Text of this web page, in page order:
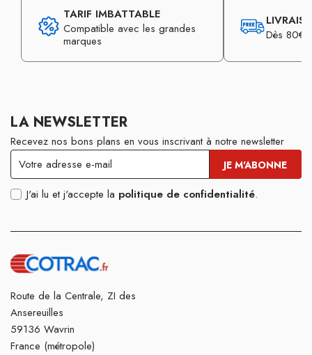
TARIF IMBATTABLE
Compatible avec les grandes
marques
Dès 80€
LA NEWSLETTER
Recevez nos bons plans en vous inscrivant à notre newsletter
J'ai lu et j'accepte la politique de confidentialité.
Route de la Centrale, ZI des
Ansereuilles
59136 Wavrin
France (métropole)